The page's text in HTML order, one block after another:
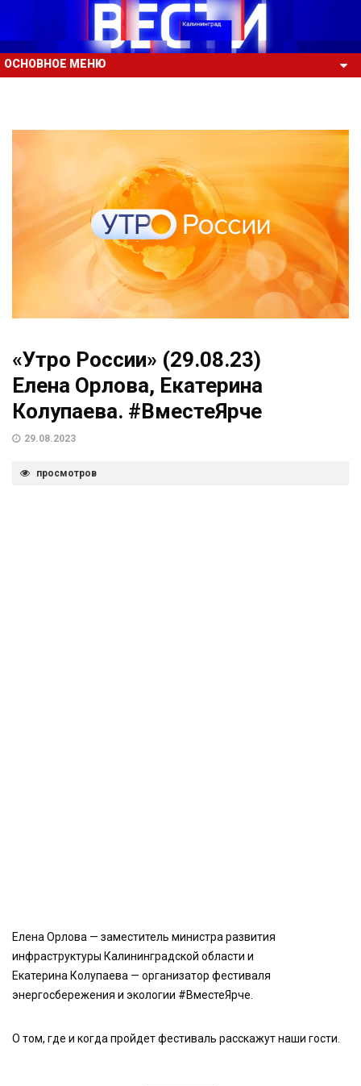
ОСНОВНОЕ МЕНЮ
«Утро России» (29.08.23)
Елена Орлова, Екатерина
Колупаева. #ВместеЯрче
29.08.2023
просмотров
Елена Орлова — заместитель министра развития
инфраструктуры Калининградской области и
Екатерина Колупаева — организатор фестиваля
энергосбережения и экологии #ВместеЯрче.
О том, где и когда пройдет фестиваль расскажут наши гости.